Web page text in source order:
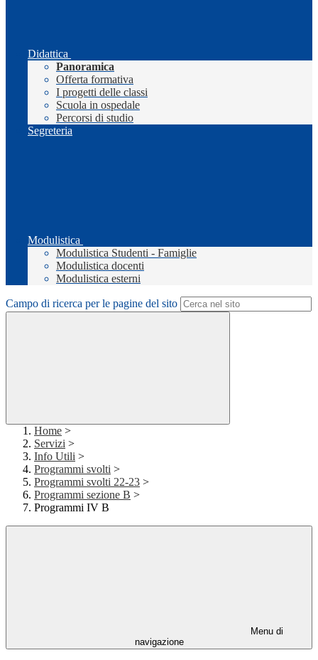
Didattica
Panoramica
Offerta formativa
I progetti delle classi
Scuola in ospedale
Percorsi di studio
Segreteria
Modulistica
Modulistica Studenti - Famiglie
Modulistica docenti
Modulistica esterni
Campo di ricerca per le pagine del sito
Home >
Servizi >
Info Utili >
Programmi svolti >
Programmi svolti 22-23 >
Programmi sezione B >
Programmi IV B
Menu di
navigazione